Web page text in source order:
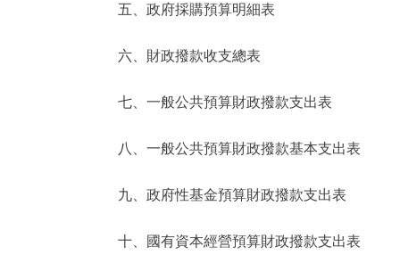
綠色北京
ENGLISH
五、政府採購預算明細表
六、財政撥款收支總表
七、一般公共預算財政撥款支出表
八、一般公共預算財政撥款基本支出表
九、政府性基金預算財政撥款支出表
十、國有資本經營預算財政撥款支出表